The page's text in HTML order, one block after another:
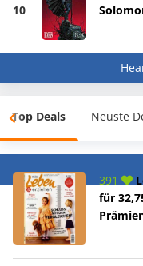
10
Top Deals Neuste
391
für